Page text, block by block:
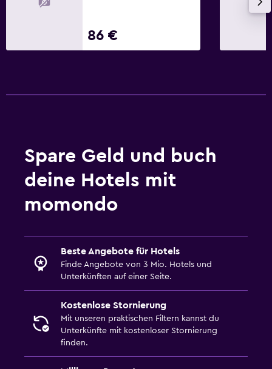
86 €
Spare Geld und buch
deine Hotels mit
momondo
Beste Angebote für Hotels
Finde Angebote von 3 Mio. Hotels und
Unterkünften auf einer Seite.
Kostenlose Stornierung
Mit unseren praktischen Filtern kannst du
Unterkünfte mit kostenloser Stornierung
finden.